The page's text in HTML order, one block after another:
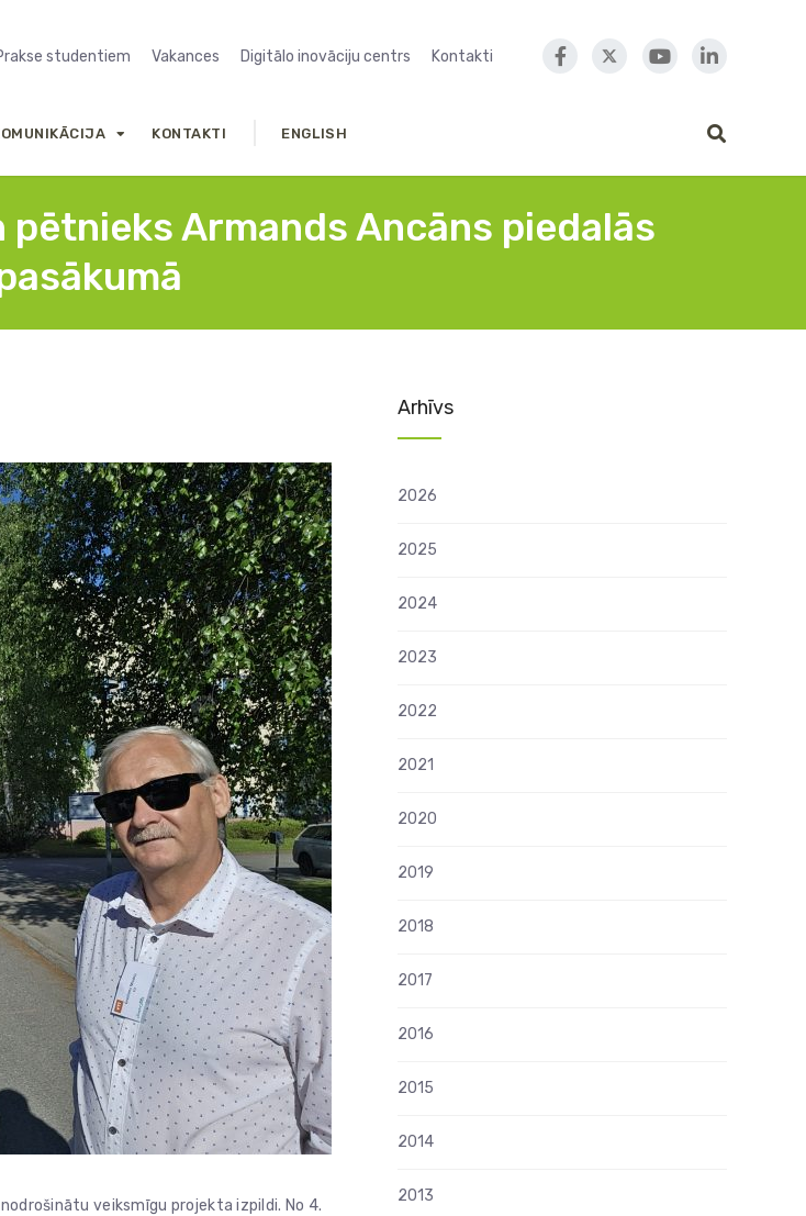
studentiem Vakances Digitālo inovāciju centrs Kontakti
KONTAKTI ENGLISH
Armands Ancāns piedalās
veiksmīgu projekta izpildi. No 4.
Arhīvs
2026
2025
2024
2023
2022
2021
2020
2019
2018
2017
2016
2015
2014
2013